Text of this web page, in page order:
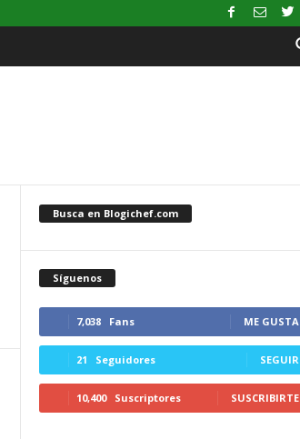
Busca en Blogichef.com
Síguenos
7,038 Fans ME GUSTA
21 Seguidores SEGUIR
10,400 Suscriptores SUSCRIBIRTE